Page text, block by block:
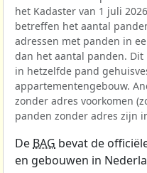
het Kadaster van 1 juli
betreffen het aantal
adressen met panden in
dan het aantal panden.
in hetzelfde pand
appartementengebouw.
zonder adres voorkomen
panden zonder adres zijn
De BAG bevat de
en gebouwen in